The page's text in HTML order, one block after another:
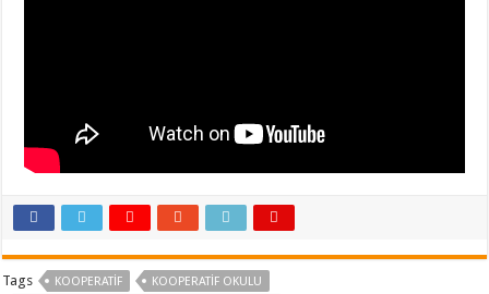
Tags KOOPERATIF
KOOPERATIF OKULU